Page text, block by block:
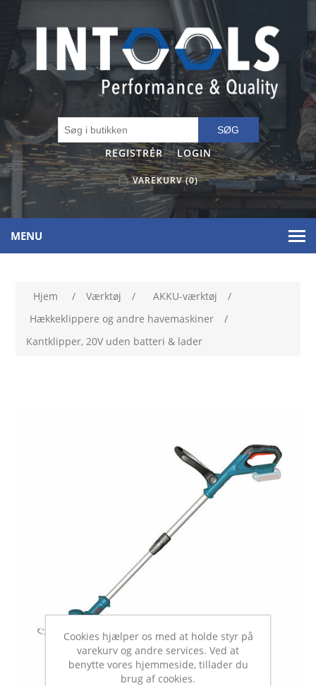
SØG
REGISTRÉR LOGIN
VAREKURV (0)
MENU
Hjem / Værktøj / AKKU-værktøj
/
Hækkeklippere og andre havemaskiner
/
Kantklipper, 20V uden batteri & lader
Cookies hjælper os med at holde styr på
varekurv og andre services. Ved at
benytte vores hjemmeside, tillader du
brug af cookies.